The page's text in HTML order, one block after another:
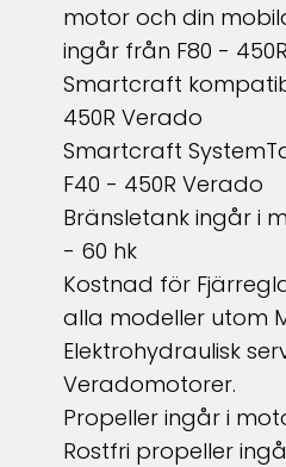
motor och din
ingår från F80 -
Smartcraft
450R Verado
Smartcraft
F40 - 450R Verado
Bränsletank ingår i
- 60 hk
Kostnad för
alla modeller utom
Elektrohydraulisk
Veradomotorer.
Propeller ingår i
Rostfri propeller